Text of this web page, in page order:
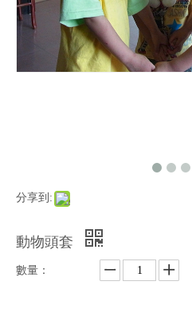
分享到:
動物頭套
數量：